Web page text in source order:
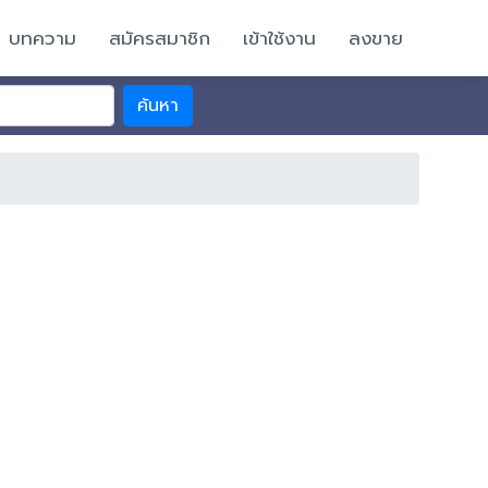
บทความ สมัครสมาชิก เข้าใช้งาน ลงขาย
ค้นหา